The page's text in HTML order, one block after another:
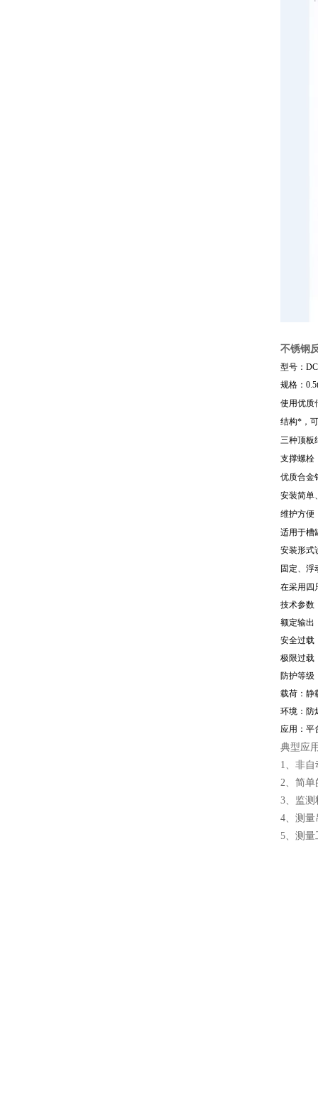
不锈钢
型号：
规格：
使用优质
结构*，
三种顶板
支撑螺栓
优质合金
安装简单
维护方便
适用于槽
安装形式
固定、浮
在采用四
技术参数
额定输出
安全过载
极限过载
防护等级
载荷：静
环境：防
应用：平
典型应
1、非
2、简单
3、监测
4、测量
5、测量